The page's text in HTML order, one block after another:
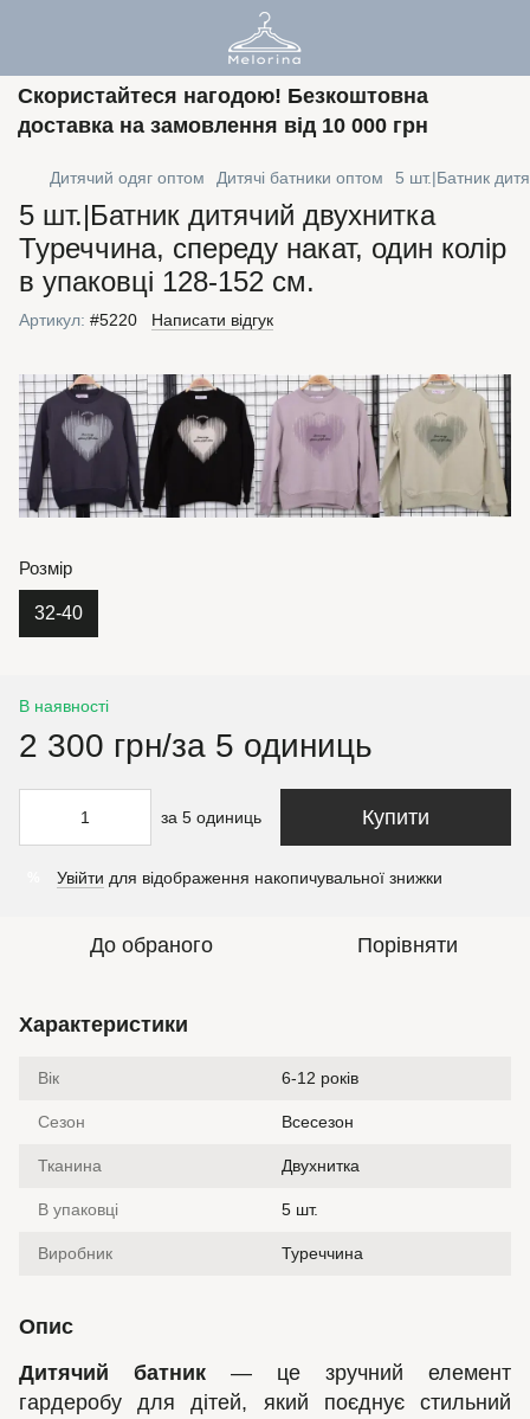
Скористайтеся нагодою! Безкоштовна
доставка на замовлення від 10 000 грн
Дитячий одяг оптом Дитячі батники оптом 5 шт.|Батник
5 шт.|Батник дитячий двухнитка
Туреччина, спереду накат, один колір
в упаковці 128-152 см.
Артикул: #5220 Написати відгук
Розмір
32-40
В наявності
2 300 грн/за 5 одиниць
за 5 одиниць Купити
Увійти для відображення накопичувальної знижки
До обраного Порівняти
Характеристики
Вік 6-12 років
Сезон Всесезон
Тканина Двухнитка
В упаковці 5 шт.
Виробник Туреччина
Опис
Дитячий батник — це зручний елемент
гардеробу для дітей, який поєднує стильний